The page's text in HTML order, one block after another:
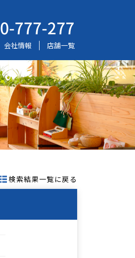
会社情報 店舗一覧
検索結果一覧に戻る